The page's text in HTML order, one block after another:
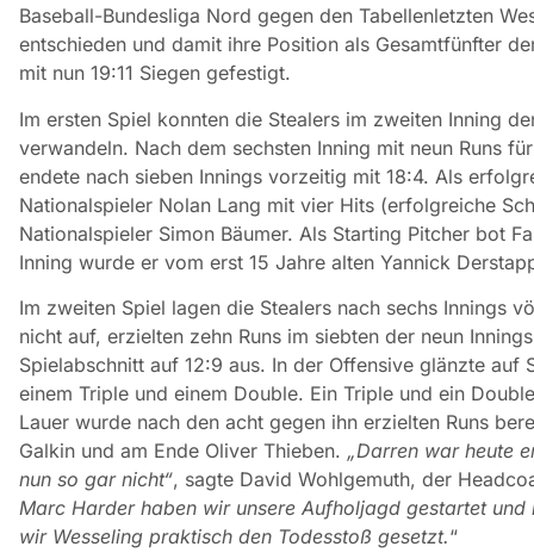
Baseball-Bundesliga Nord gegen den Tabellenletzten
entschieden und damit ihre Position als Gesamtfünfter
mit nun 19:11 Siegen gefestigt.
Im ersten Spiel konnten die Stealers im zweiten Inning
verwandeln. Nach dem sechsten Inning mit neun Runs
endete nach sieben Innings vorzeitig mit 18:4. Als
Nationalspieler Nolan Lang mit vier Hits (erfolgreiche
Nationalspieler Simon Bäumer. Als Starting Pitcher bot
Inning wurde er vom erst 15 Jahre alten Yannick
Im zweiten Spiel lagen die Stealers nach sechs Innings
nicht auf, erzielten zehn Runs im siebten der neun
Spielabschnitt auf 12:9 aus. In der Offensive glänzte
einem Triple und einem Double. Ein Triple und ein
Lauer wurde nach den acht gegen ihn erzielten Runs
Galkin und am Ende Oliver Thieben. „Darren war heute
nun so gar nicht“, sagte David Wohlgemuth, der
Marc Harder haben wir unsere Aufholjagd gestartet
wir Wesseling praktisch den Todesstoß gesetzt.“